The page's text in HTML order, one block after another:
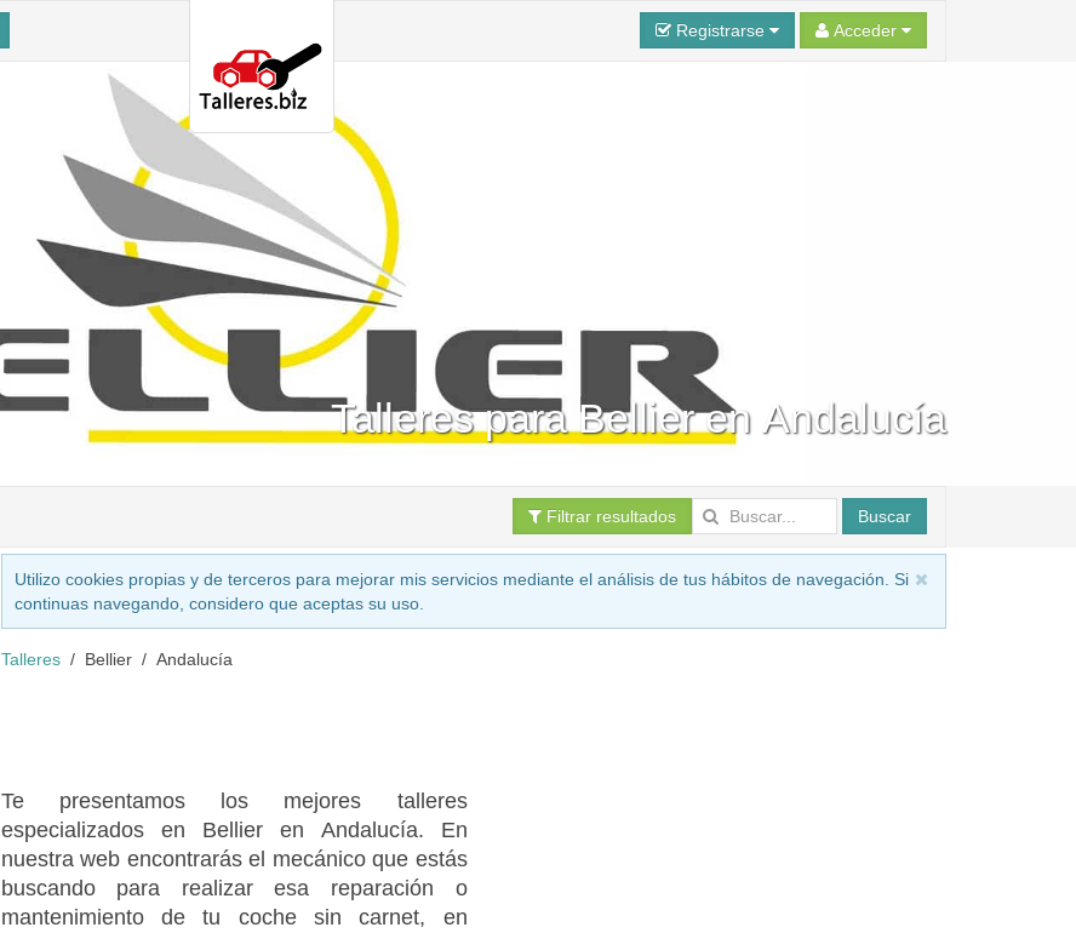
Registrarse Acceder
Talleres para Bellier en Andalucía
Filtrar resultados Buscar
Utilizo cookies propias y de terceros para mejorar mis servicios mediante el análisis de tus hábitos de navegación. Si
continuas navegando, considero que aceptas su uso.
Talleres Bellier Andalucía
Te presentamos los mejores talleres
especializados en Bellier en Andalucía. En
nuestra web encontrarás el mecánico que estás
buscando para realizar esa reparación o
mantenimiento de tu coche sin carnet, en